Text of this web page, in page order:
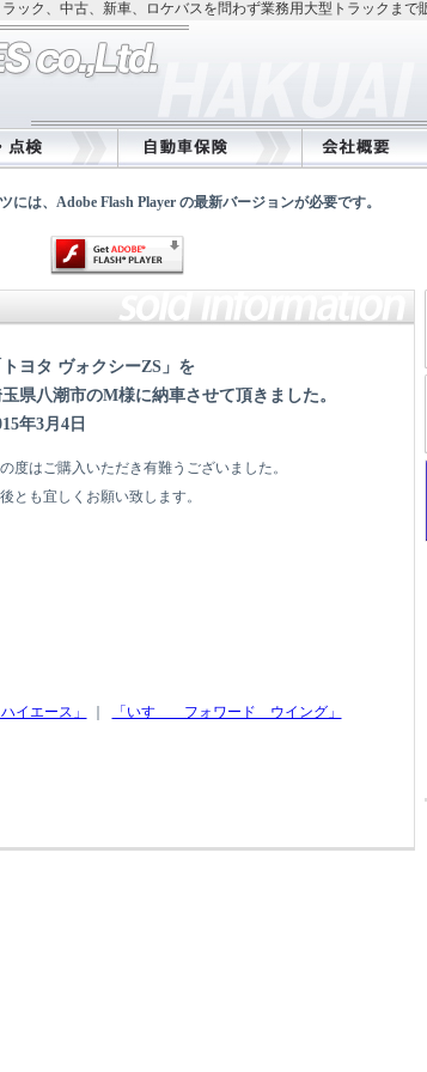
ク、中古、新車、ロケバスを問わず業務用大型トラックまで
には、Adobe Flash Player の最新バージョンが必要です。
トヨタ ヴォクシーZS」を
県八潮市のM様に納車させて頂きました。
年3月4日
度はご購入いただき有難うございました。
とも宜しくお願い致します。
イエース」
「いすゞ フォワード ウイング」